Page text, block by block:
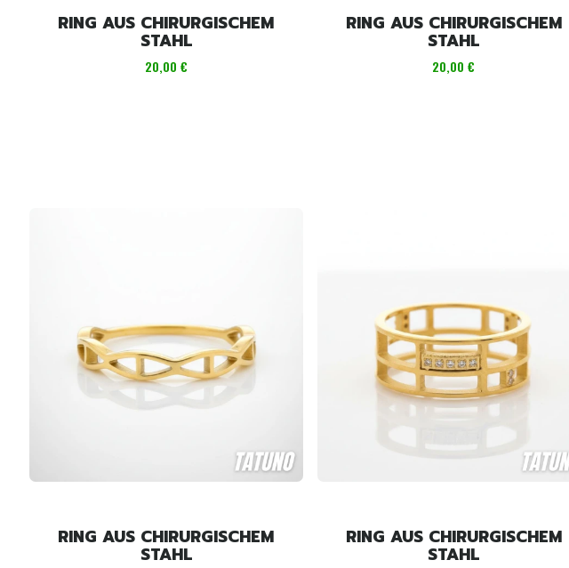
RING AUS CHIRURGISCHEM
STAHL
Preis
20,00 €
RING AUS CHIRURGISCHEM
STAHL
Preis
20,00 €
RING AUS CHIRURGISCHEM
STAHL
RING AUS CHIRURGISCHEM
STAHL